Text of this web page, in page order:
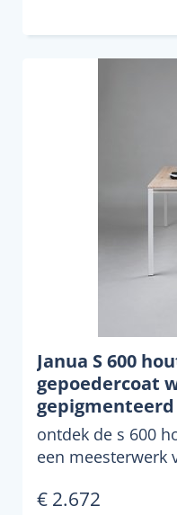
Janua S 600
gepoedercoat
gepigmenteerd
ontdek de s 600
een meesterwerk
€ 2.672